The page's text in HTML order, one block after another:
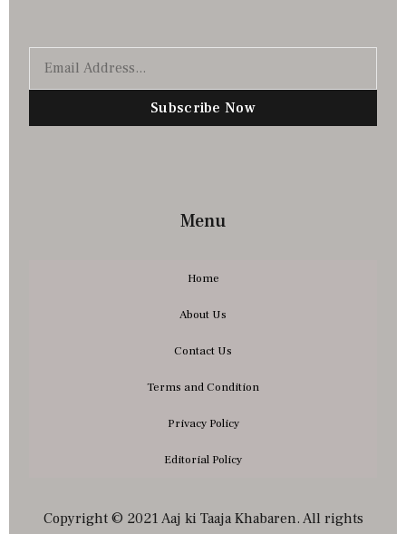
Subscribe Now
Menu
Home
About Us
Contact Us
Terms and Condition
Privacy Policy
Editorial Policy
Copyright © 2021 Aaj ki Taaja Khabaren. All rights